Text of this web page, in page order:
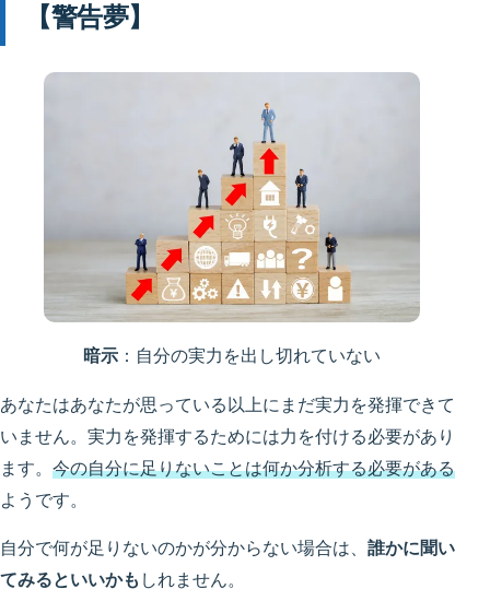
【警告夢】
暗示 ：自分の実力を出し切れていない
あなたはあなたが思っている以上にまだ実力を発揮できて
いません。実力を発揮するためには力を付ける必要があり
ます。 今の自分に足りないことは何か分析する必要がある
ようです。
自分で何が足りないのかが分からない場合は、 誰かに聞い
てみるといいかも しれません。